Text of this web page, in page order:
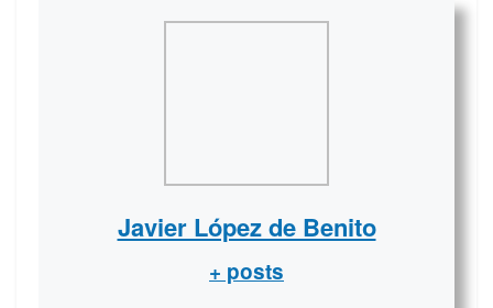
Javier López de Benito
+ posts